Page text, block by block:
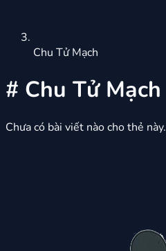
Chu Tử Mạch
# Chu Tử Mạch
Chưa có bài viết nào cho thẻ này.